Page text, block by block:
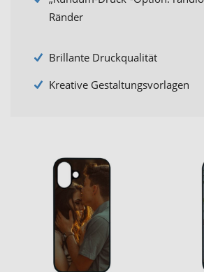
Ränder
Brillante Druckqualität
Kreative Gestaltungsvorlagen